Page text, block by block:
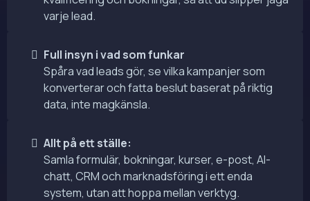
varje lead.
Full insyn i vad som funkar
Spåra vad leads gör, se vilka kampanjer som
konverterar och fatta beslut baserat på riktig
data, inte magkänsla.
Allt på ett ställe:
Samla formulär, bokningar, kurser, e-post, AI-
chatt, CRM och marknadsföring i ett enda
system, utan att hoppa mellan verktyg.